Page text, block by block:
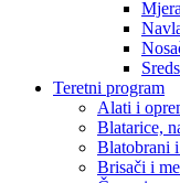
Teretni program
Alati i
Blatarice,
Blatobrani
Brisači i